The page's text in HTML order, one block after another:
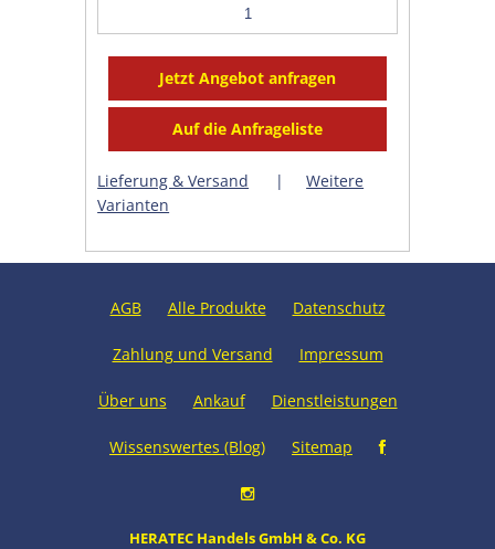
Lieferung & Versand |
Weitere
Varianten
AGB Alle Produkte Datenschutz
Zahlung und Versand Impressum
Über uns Ankauf Dienstleistungen
Wissenswertes (Blog) Sitemap
HERATEC Handels GmbH & Co. KG